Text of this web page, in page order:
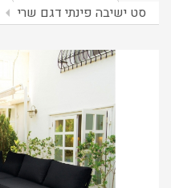
סט ישיבה פינתי דגם שרי arrow_left